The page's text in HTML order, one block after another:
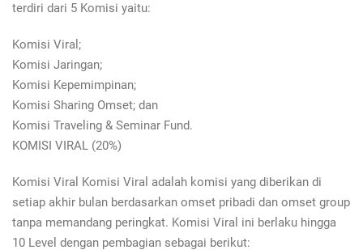
terdiri dari 5 Komisi yaitu:
Komisi Viral;
Komisi Jaringan;
Komisi Kepemimpinan;
Komisi Sharing Omset; dan
Komisi Traveling & Seminar Fund.
KOMISI VIRAL (20%)
Komisi Viral Komisi Viral adalah komisi yang diberikan di
setiap akhir bulan berdasarkan omset pribadi dan omset group
tanpa memandang peringkat. Komisi Viral ini berlaku hingga
10 Level dengan pembagian sebagai berikut: